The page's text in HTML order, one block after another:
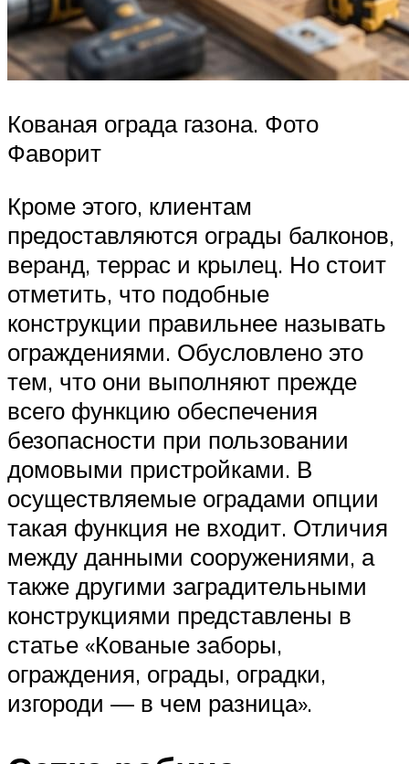
Кованая ограда газона. Фото
Фаворит
Кроме этого, клиентам
предоставляются ограды балконов,
веранд, террас и крылец. Но стоит
отметить, что подобные
конструкции правильнее называть
ограждениями. Обусловлено это
тем, что они выполняют прежде
всего функцию обеспечения
безопасности при пользовании
домовыми пристройками. В
осуществляемые оградами опции
такая функция не входит. Отличия
между данными сооружениями, а
также другими заградительными
конструкциями представлены в
статье «Кованые заборы,
ограждения, ограды, оградки,
изгороди — в чем разница».